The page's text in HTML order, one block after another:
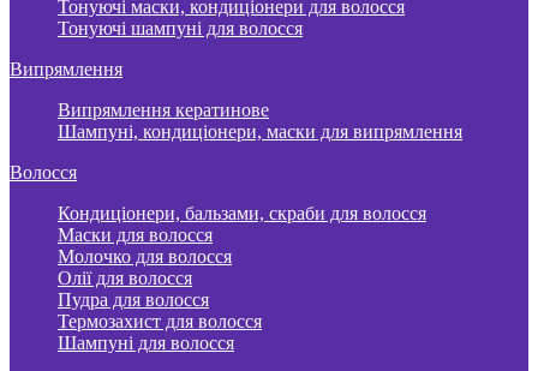
Тонуючі маски, кондиціонери для волосся
Тонуючі шампуні для волосся
Випрямлення
Випрямлення кератинове
Шампуні, кондиціонери, маски для випрямлення
Волосся
Кондиціонери, бальзами, скраби для волосся
Маски для волосся
Молочко для волосся
Олії для волосся
Пудра для волосся
Термозахист для волосся
Шампуні для волосся